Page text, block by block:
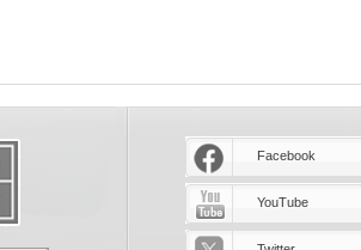
Facebook
YouTube